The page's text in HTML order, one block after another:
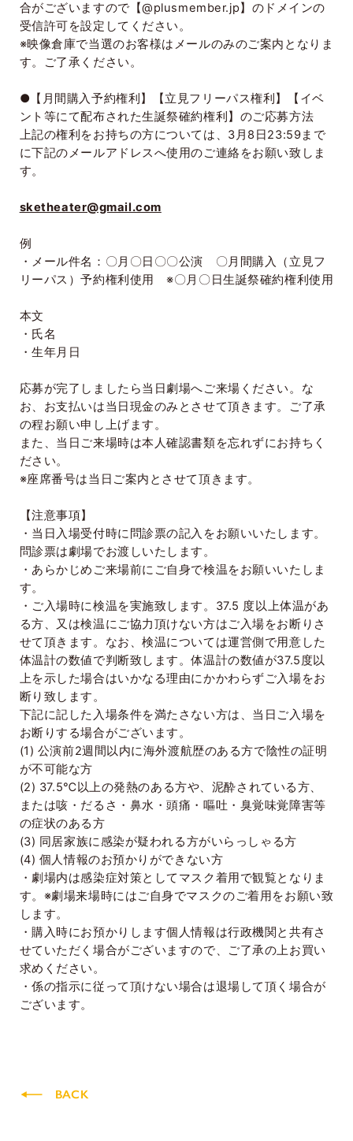
合がございますので【@plusmember.jp】のドメインの
受信許可を設定してください。
※映像倉庫で当選のお客様はメールのみのご案内となりま
す。ご了承ください。
●【月間購入予約権利】【立見フリーパス権利】【イベ
ント等にて配布された生誕祭確約権利】のご応募方法
上記の権利をお持ちの方については、 3月 8 日23:59まで
に下記のメールアドレスへ使用のご連絡をお願い致しま
す。
sketheater@gmail.com
例
・メール件名：〇月〇日〇〇公演 〇月間購入（立見フ
リーパス）予約権利使用 ※〇月〇日生誕祭確約権利使用
本文
・氏名
・生年月日
応募が完了しましたら当日劇場へご来場ください。な
お、お支払いは当日現金のみとさせて頂きます。ご了承
の程お願い申し上げます。
また、当日ご来場時は本人確認書類を忘れずにお持ちく
ださい。
※座席番号は当日ご案内とさせて頂きます。
【注意事項】
・当日入場受付時に問診票の記入をお願いいたします。
問診票は劇場でお渡しいたします。
・あらかじめご来場前にご自身で検温をお願いいたしま
す。
・ご入場時に検温を実施致します。 37.5 度以上体温があ
る方、又は検温にご協力頂けない方はご入場をお断りさ
せて頂きます。なお、検温については運営側で用意した
体温計の数値で判断致します。体温計の数値が37.5度以
上を示した場合はいかなる理由にかかわらずご入場をお
断り致します。
下記に記した入場条件を満たさない方は、当日ご入場を
お断りする場合がございます。
(1) 公演前2週間以内に海外渡航歴のある方で陰性の証明
が不可能な方
(2) 37.5℃以上の発熱のある方や、泥酔されている方、
または咳・だるさ・鼻水・頭痛・嘔吐・臭覚味覚障害等
の症状のある方
(3) 同居家族に感染が疑われる方がいらっしゃる方
(4) 個人情報のお預かりができない方
・劇場内は感染症対策としてマスク着用で観覧となりま
す。※劇場来場時にはご自身でマスクのご着用をお願い致
します。
・購入時にお預かりします個人情報は行政機関と共有さ
せていただく場合がございますので、ご了承の上お買い
求めください。
・係の指示に従って頂けない場合は退場して頂く場合が
ございます。
BACK